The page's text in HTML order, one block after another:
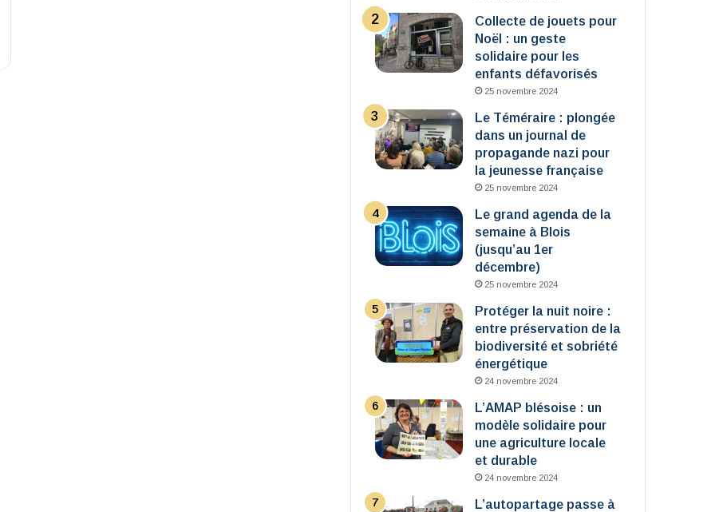
Collecte de jouets pour
Noël : un geste
solidaire pour les
enfants défavorisés
25 novembre 2024
Le Téméraire : plongée
dans un journal de
propagande nazi pour
la jeunesse française
25 novembre 2024
Le grand agenda de la
semaine à Blois
(jusqu’au 1er
décembre)
25 novembre 2024
Protéger la nuit noire :
entre préservation de la
biodiversité et sobriété
énergétique
24 novembre 2024
L’AMAP blésoise : un
modèle solidaire pour
une agriculture locale
et durable
24 novembre 2024
L’autopartage passe à